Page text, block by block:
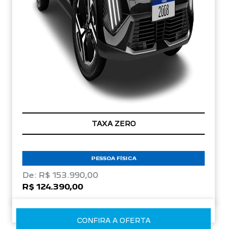
TAXA ZERO
PESSOA FÍSICA
De: R$ 153.990,00
R$ 124.390,00
CONFIRA A OFERTA